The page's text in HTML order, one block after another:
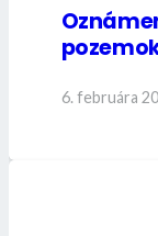
6. februára